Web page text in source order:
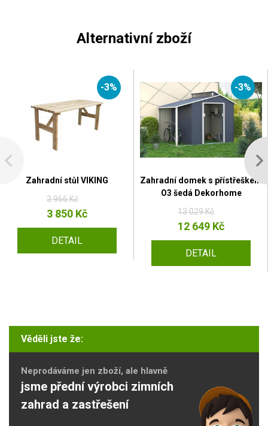
Alternativní zboží
-3%
Zahradní stůl VIKING
3 966 Kč
3 850 Kč
DETAIL
-3%
Zahradní domek s přístřeškem
O3 šedá Dekorhome
13 029 Kč
12 649 Kč
DETAIL
Věděli jste že:
Neprodáváme jen zboží, ale hlavně
jsme přední výrobci zimních
zahrad a zastřešení